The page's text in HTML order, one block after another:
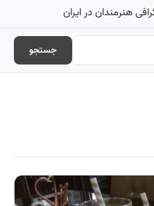
هنرمندان در ایران
جستجو